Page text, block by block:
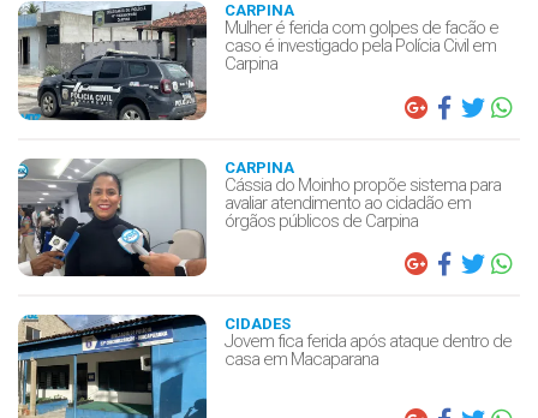
CARPINA
Mulher é ferida com golpes de facão e
caso é investigado pela Polícia Civil em
Carpina
CARPINA
Cássia do Moinho propõe sistema para
avaliar atendimento ao cidadão em
órgãos públicos de Carpina
CIDADES
Jovem fica ferida após ataque dentro de
casa em Macaparana